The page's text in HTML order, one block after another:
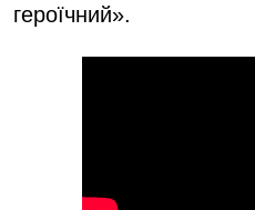
героїчний».